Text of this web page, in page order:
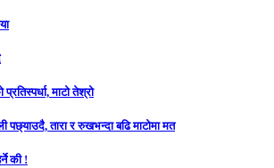
माटो तेश्रो
तारा र रुखभन्दा बढि माटोमा मत
की !